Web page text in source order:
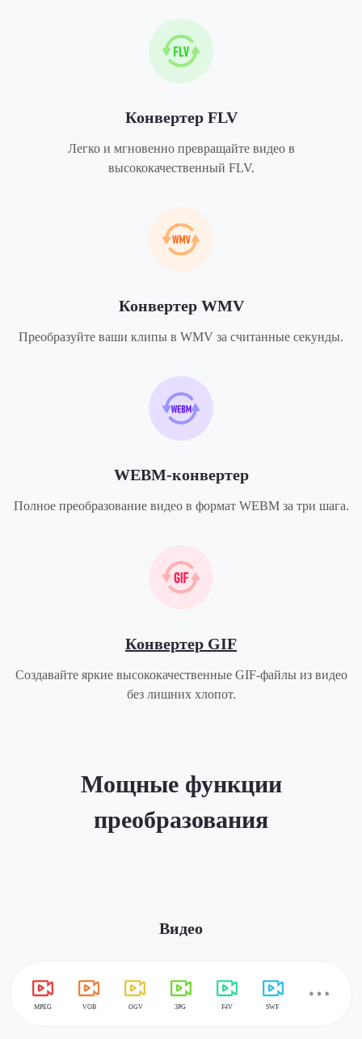
Конвертер FLV
Легко и мгновенно превращайте видео в
высококачественный FLV.
Конвертер WMV
Преобразуйте ваши клипы в WMV за считанные секунды.
WEBM-конвертер
Полное преобразование видео в формат WEBM за три шага.
Конвертер GIF
Создавайте яркие высококачественные GIF-файлы из видео
без лишних хлопот.
Мощные функции
преобразования
Видео